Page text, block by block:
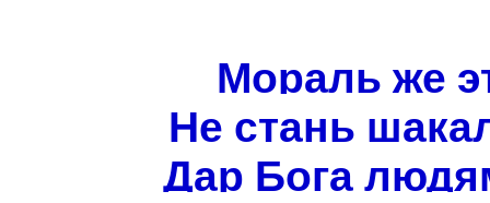
Мораль же
Не стань
Дар Бога